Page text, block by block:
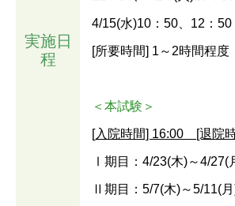
実施日
程
4/15(水)10：50、12：50
[所要時間] 1～2時間程度
＜本試験＞
[入院時間] 16:00 [退院
Ⅰ期目：4/23(木)～4/27(
Ⅱ期目：5/7(木)～5/11(